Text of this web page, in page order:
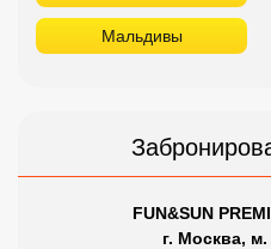
Мальдивы
FUN&SUN
г. Москва,